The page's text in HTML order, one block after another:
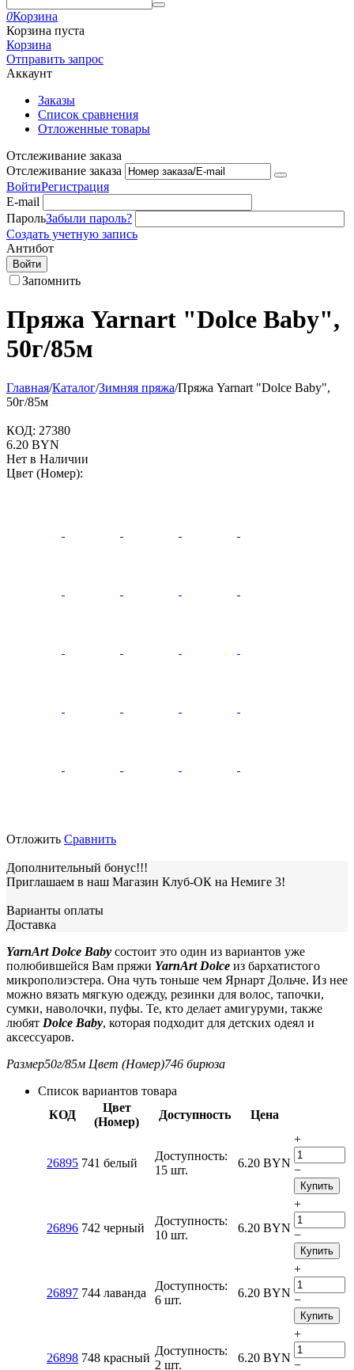
0Корзина
Корзина пуста
Корзина
Отправить запрос
Аккаунт
Заказы
Список сравнения
Отложенные товары
Отслеживание заказа
Отслеживание заказа
ВойтиРегистрация
E-mail
ПарольЗабыли пароль?
Создать учетную запись
Антибот
Войти
Запомнить
Пряжа Yarnart "Dolce Baby",
50г/85м
Главная/Каталог/Зимняя пряжа/Пряжа Yarnart "Dolce Baby",
50г/85м
КОД: 27380
6.20 BYN
Нет в Наличии
Цвет (Номер):
Отложить Сравнить
Дополнительный бонус!!!
Приглашаем в наш Магазин Клуб-ОК на Немиге 3!
Варианты оплаты
Доставка
YarnArt Dolce Baby состоит это один из вариантов уже
полюбившейся Вам пряжи YarnArt Dolce из бархатистого
микрополиэстера. Она чуть тоньше чем Ярнарт Дольче. Из нее
можно вязать мягкую одежду, резинки для волос, тапочки,
сумки, наволочки, пуфы. Те, кто делает амигуруми, также
любят Dolce Baby, которая подходит для детских одеял и
аксессуаров.
Размер50г/85м Цвет (Номер)746 бирюза
Список вариантов товара
КОД
Цвет
(Номер)
Доступность Цена
26895 741 белый
Доступность:
15 шт.
6.20 BYN
+
−
Купить
26896 742 черный
Доступность:
10 шт.
6.20 BYN
+
−
Купить
26897 744 лаванда
Доступность:
6 шт.
6.20 BYN
+
−
Купить
26898 748 красный
Доступность:
2 шт.
6.20 BYN
+
−